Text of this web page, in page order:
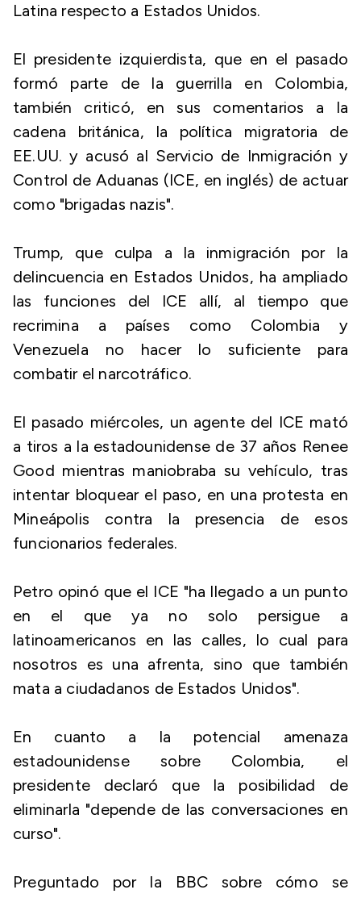
Latina respecto a Estados Unidos.
El presidente izquierdista, que en el pasado
formó parte de la guerrilla en Colombia,
también criticó, en sus comentarios a la
cadena británica, la política migratoria de
EE.UU. y acusó al Servicio de Inmigración y
Control de Aduanas (ICE, en inglés) de actuar
como "brigadas nazis".
Trump, que culpa a la inmigración por la
delincuencia en Estados Unidos, ha ampliado
las funciones del ICE allí, al tiempo que
recrimina a países como Colombia y
Venezuela no hacer lo suficiente para
combatir el narcotráfico.
El pasado miércoles, un agente del ICE mató
a tiros a la estadounidense de 37 años Renee
Good mientras maniobraba su vehículo, tras
intentar bloquear el paso, en una protesta en
Mineápolis contra la presencia de esos
funcionarios federales.
Petro opinó que el ICE "ha llegado a un punto
en el que ya no solo persigue a
latinoamericanos en las calles, lo cual para
nosotros es una afrenta, sino que también
mata a ciudadanos de Estados Unidos".
En cuanto a la potencial amenaza
estadounidense sobre Colombia, el
presidente declaró que la posibilidad de
eliminarla "depende de las conversaciones en
curso".
Preguntado por la BBC sobre cómo se